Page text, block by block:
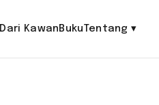
Dari KawanBukuTentang▾